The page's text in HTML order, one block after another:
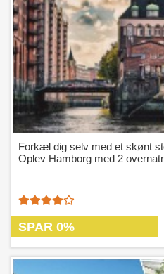
Forkæl dig selv med et skønt
Oplev Hamborg med 2
SPAR 0%